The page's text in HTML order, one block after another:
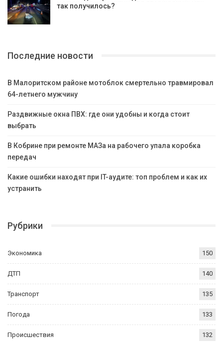
так получилось?
Последние новости
В Малоритском районе мотоблок смертельно травмировал
64-летнего мужчину
Раздвижные окна ПВХ: где они удобны и когда стоит
выбрать
В Кобрине при ремонте МАЗа на рабочего упала коробка
передач
Какие ошибки находят при IT-аудите: топ проблем и как их
устранить
Рубрики
Экономика 150
ДТП 140
Транспорт 135
Погода 133
Происшествия 132